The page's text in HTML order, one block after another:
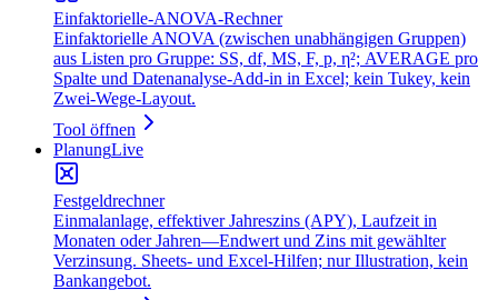
Einfaktorielle‑ANOVA‑Rechner
Einfaktorielle ANOVA (zwischen unabhängigen Gruppen)
aus Listen pro Gruppe: SS, df, MS, F, p, η²; AVERAGE pro
Spalte und Datenanalyse-Add-in in Excel; kein Tukey, kein
Zwei-Wege-Layout.
Tool öffnen
PlanungLive
Festgeldrechner
Einmalanlage, effektiver Jahreszins (APY), Laufzeit in
Monaten oder Jahren—Endwert und Zins mit gewählter
Verzinsung. Sheets- und Excel-Hilfen; nur Illustration, kein
Bankangebot.